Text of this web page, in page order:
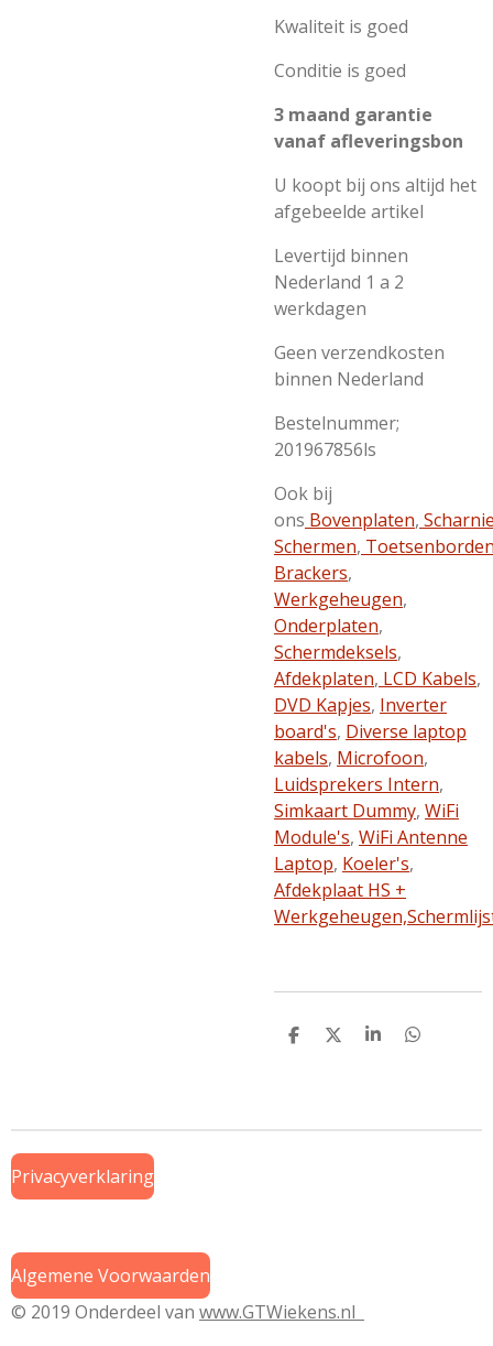
Kwaliteit is goed
Conditie is goed
3 maand garantie
vanaf afleveringsbon
U koopt bij ons altijd het
afgebeelde artikel
Levertijd binnen
Nederland 1 a 2
werkdagen
Geen verzendkosten
binnen Nederland
Bestelnummer;
201967856ls
Ook bij
ons Bovenplaten,
Schermen,
Brackers,
Werkgeheugen,
Onderplaten,
Schermdeksels,
Afdekplaten, LCD Kabels,
DVD Kapjes, Inverter
board's, Diverse laptop
kabels, Microfoon,
Luidsprekers Intern,
Simkaart Dummy, WiFi
Module's, WiFi Antenne
Laptop, Koeler's,
Afdekplaat HS +
Werkgeheugen,
D
D
S
D
Privacyverklaring
Algemene Voorwaarden
© 2019 Onderdeel van www.GTWiekens.nl